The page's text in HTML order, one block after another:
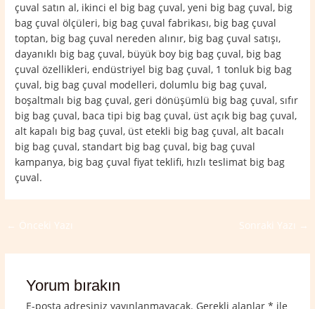
çuval satın al, ikinci el big bag çuval, yeni big bag çuval, big
bag çuval ölçüleri, big bag çuval fabrikası, big bag çuval
toptan, big bag çuval nereden alınır, big bag çuval satışı,
dayanıklı big bag çuval, büyük boy big bag çuval, big bag
çuval özellikleri, endüstriyel big bag çuval, 1 tonluk big bag
çuval, big bag çuval modelleri, dolumlu big bag çuval,
boşaltmalı big bag çuval, geri dönüşümlü big bag çuval, sıfır
big bag çuval, baca tipi big bag çuval, üst açık big bag çuval,
alt kapalı big bag çuval, üst etekli big bag çuval, alt bacalı
big bag çuval, standart big bag çuval, big bag çuval
kampanya, big bag çuval fiyat teklifi, hızlı teslimat big bag
çuval.
← Önceki Yazı Sonraki Yazı →
Yorum bırakın
E-posta adresiniz yayınlanmayacak. Gerekli alanlar * ile